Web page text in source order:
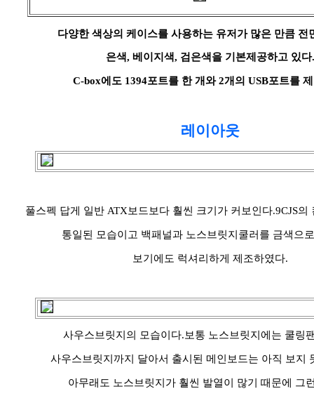
다양한 색상의 케이스를 사용하는 유저가 많은 만큼 전
은색, 베이지색, 검은색을 기본제공하고 있다.
C-box에도 1394포트를 한 개와 2개의 USB포트를
레이아웃
풀스펙 답게 일반 ATX보드보다 훨씬 크기가 커보인다.9CJS의
통일된 모습이고 백패널과 노스브릿지쿨러를 금색으
보기에도 럭셔리하게 제조하였다.
사우스브릿지의 모습이다.보통 노스브릿지에는 쿨링
사우스브릿지까지 달아서 출시된 메인보드는 아직 보지
아무래도 노스브릿지가 훨씬 발열이 많기 때문에 그